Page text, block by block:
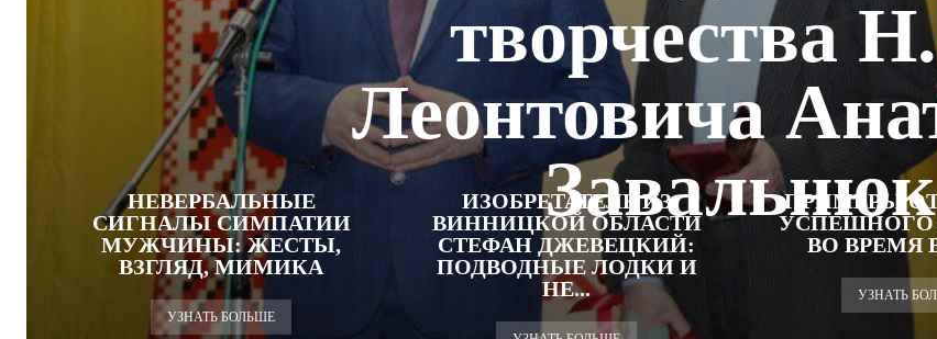
творчества
Леонтовича
Завальнюк
НЕВЕРБАЛЬНЫЕ
СИГНАЛЫ СИМПАТИИ
МУЖЧИНЫ: ЖЕСТЫ,
ВЗГЛЯД, МИМИКА
УЗНАТЬ БОЛЬШЕ
ИЗОБРЕТАТЕЛЬ ИЗ
ВИННИЦКОЙ ОБЛАСТИ
СТЕФАН ДЖЕВЕЦКИЙ:
ПОДВОДНЫЕ ЛОДКИ И
НЕ...
ПРИМЕРЫ
УСПЕШНОГО
ВО ВРЕМЯ
УЗНАТЬ